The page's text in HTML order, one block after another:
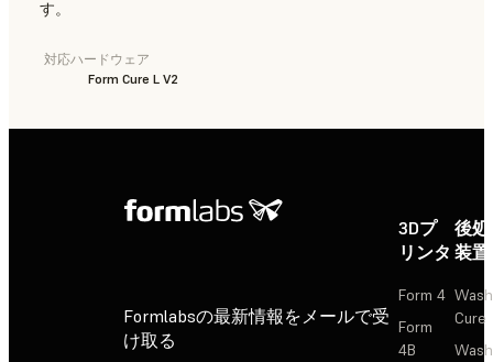
す。
対応ハードウェア
Form Cure L V2
Formlabsの最新情報をメールで受
け取る
3Dプ
リンタ
Form 4
Form
4B
後
装置
Cure